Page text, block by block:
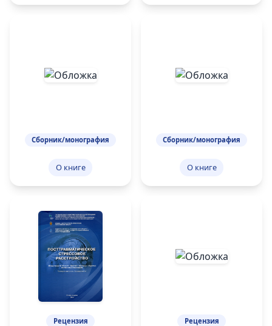
Сборник/монография
О книге
Сборник/монография
О книге
Рецензия Рецензия